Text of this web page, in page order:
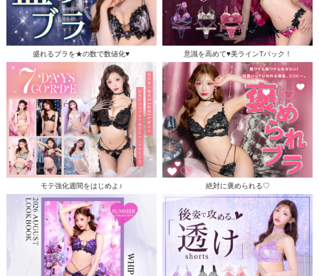
盛れるブラを★の数で数値化♥ 意識を高めて♥美ラインTバック！
モテ強化週間をはじめよ♪ 絶対に褒められる♡